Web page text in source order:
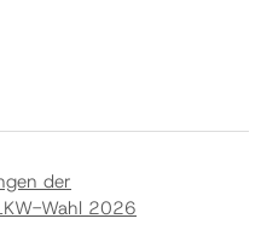
der
Wahl 2026